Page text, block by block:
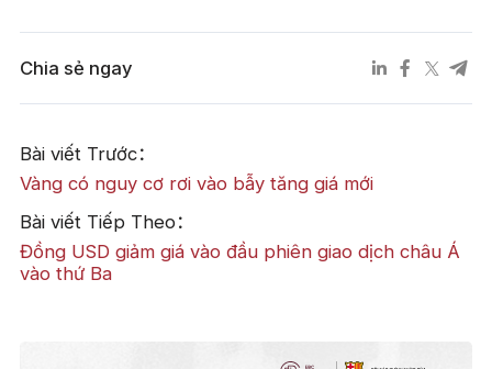
Chia sẻ ngay
Bài viết Trước：
Vàng có nguy cơ rơi vào bẫy tăng giá mới
Bài viết Tiếp Theo：
Đồng USD giảm giá vào đầu phiên giao dịch châu Á
vào thứ Ba